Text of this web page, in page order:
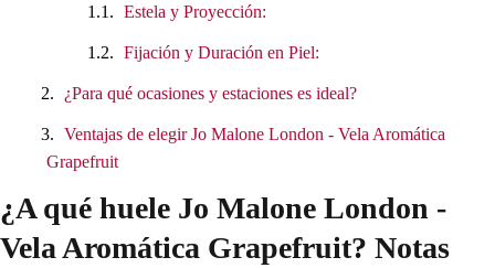
Estela y Proyección:
Fijación y Duración en Piel:
¿Para qué ocasiones y estaciones es ideal?
Ventajas de elegir Jo Malone London - Vela Aromática
Grapefruit
¿A qué huele Jo Malone London -
Vela Aromática Grapefruit? Notas